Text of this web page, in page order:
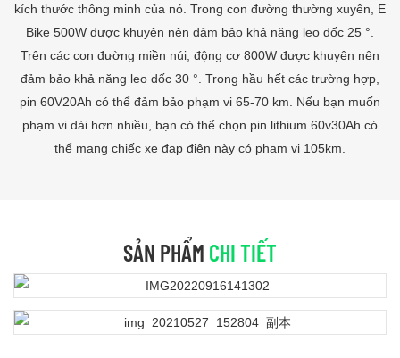
kích thước thông minh của nó. Trong con đường thường xuyên, E
Bike 500W được khuyên nên đảm bảo khả năng leo dốc 25 °.
Trên các con đường miền núi, động cơ 800W được khuyên nên
đảm bảo khả năng leo dốc 30 °. Trong hầu hết các trường hợp,
pin 60V20Ah có thể đảm bảo phạm vi 65-70 km. Nếu bạn muốn
phạm vi dài hơn nhiều, bạn có thể chọn pin lithium 60v30Ah có
thể mang chiếc xe đạp điện này có phạm vi 105km.
SẢN PHẨM CHI TIẾT